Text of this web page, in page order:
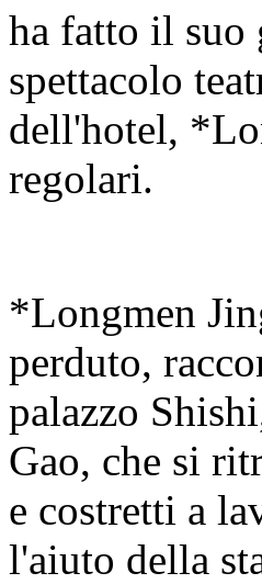
ha fatto il suo
spettacolo
dell'hotel,
regolari.
*Longmen
perduto,
palazzo
Gao, che si
e costretti a
l'aiuto della